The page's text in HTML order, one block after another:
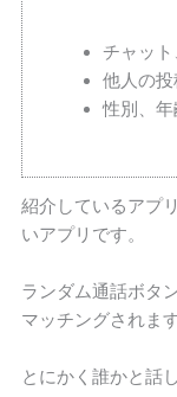
チャッ
他人の
性別、
紹介しているアプ
いアプリです。
ランダム通話ボタ
マッチングされます
とにかく誰かと話